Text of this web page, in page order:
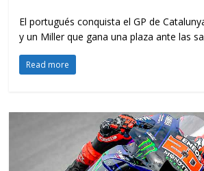
El portugués conquista el GP de
y un Miller que gana una plaza ante las
Read more